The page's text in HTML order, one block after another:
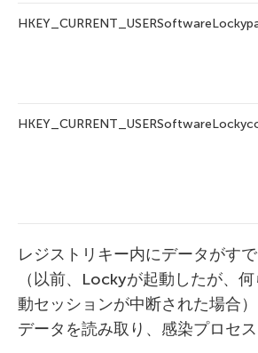
レジストリキー内にデータがす
（以前、Lockyが起動したが、
動セッションが中断された場合
データを読み取り、感染プロセス